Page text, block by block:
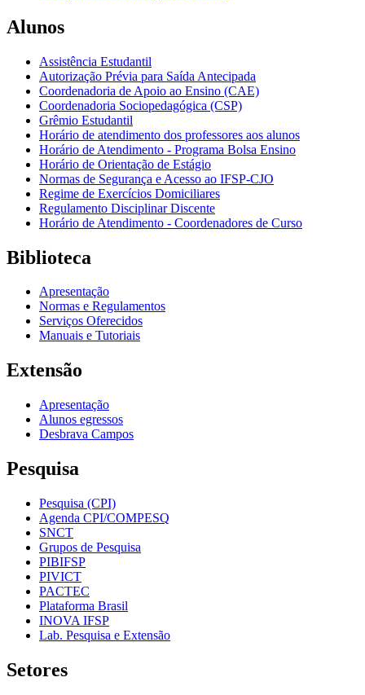
Alunos
Assistência Estudantil
Autorização Prévia para Saída Antecipada
Coordenadoria de Apoio ao Ensino (CAE)
Coordenadoria Sociopedagógica (CSP)
Grêmio Estudantil
Horário de atendimento dos professores aos alunos
Horário de Atendimento - Programa Bolsa Ensino
Horário de Orientação de Estágio
Normas de Segurança e Acesso ao IFSP-CJO
Regime de Exercícios Domiciliares
Regulamento Disciplinar Discente
Horário de Atendimento - Coordenadores de Curso
Biblioteca
Apresentação
Normas e Regulamentos
Serviços Oferecidos
Manuais e Tutoriais
Extensão
Apresentação
Alunos egressos
Desbrava Campos
Pesquisa
Pesquisa (CPI)
Agenda CPI/COMPESQ
SNCT
Grupos de Pesquisa
PIBIFSP
PIVICT
PACTEC
Plataforma Brasil
INOVA IFSP
Lab. Pesquisa e Extensão
Setores